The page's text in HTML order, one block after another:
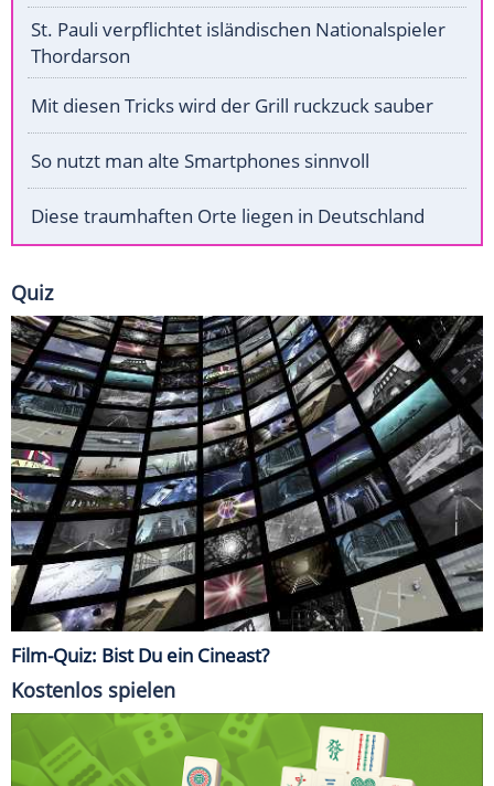
St. Pauli verpflichtet isländischen Nationalspieler
Thordarson
Mit diesen Tricks wird der Grill ruckzuck sauber
So nutzt man alte Smartphones sinnvoll
Diese traumhaften Orte liegen in Deutschland
Quiz
Film-Quiz: Bist Du ein Cineast?
Kostenlos spielen